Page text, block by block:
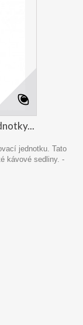
jednotku. Tato
kávové sedliny. -